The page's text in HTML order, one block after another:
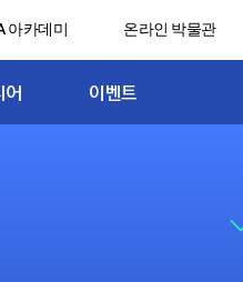
아카데미 온라인 박물관
어 이벤트